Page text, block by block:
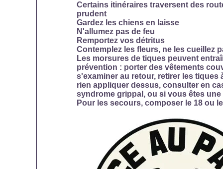
Certains itinéraires traversent des
prudent
Gardez les chiens en laisse
N'allumez pas de feu
Remportez vos détritus
Contemplez les fleurs, ne les cueillez
Les morsures de tiques peuvent
prévention : porter des vêtements
s'examiner au retour, retirer les
rien appliquer dessus, consulter en
syndrome grippal, ou si vous êtes
Pour les secours, composer le 18 ou